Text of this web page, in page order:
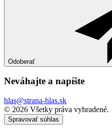
Odoberať
Neváhajte a napíšte
hlas@strana-hlas.sk
©️ 2026 Všetky práva vyhradené.
Spravovať súhlas